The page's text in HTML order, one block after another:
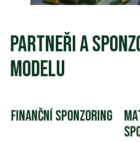
Partneři a
modelu
Finanční sponzoring